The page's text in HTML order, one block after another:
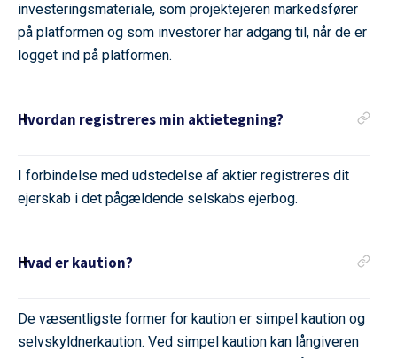
investeringsmateriale, som projektejeren markedsfører
på platformen og som investorer har adgang til, når de er
logget ind på platformen.
Hvordan registreres min aktietegning?
I forbindelse med udstedelse af aktier registreres dit
ejerskab i det pågældende selskabs ejerbog.
Hvad er kaution?
De væsentligste former for kaution er simpel kaution og
selvskyldnerkaution. Ved simpel kaution kan långiveren